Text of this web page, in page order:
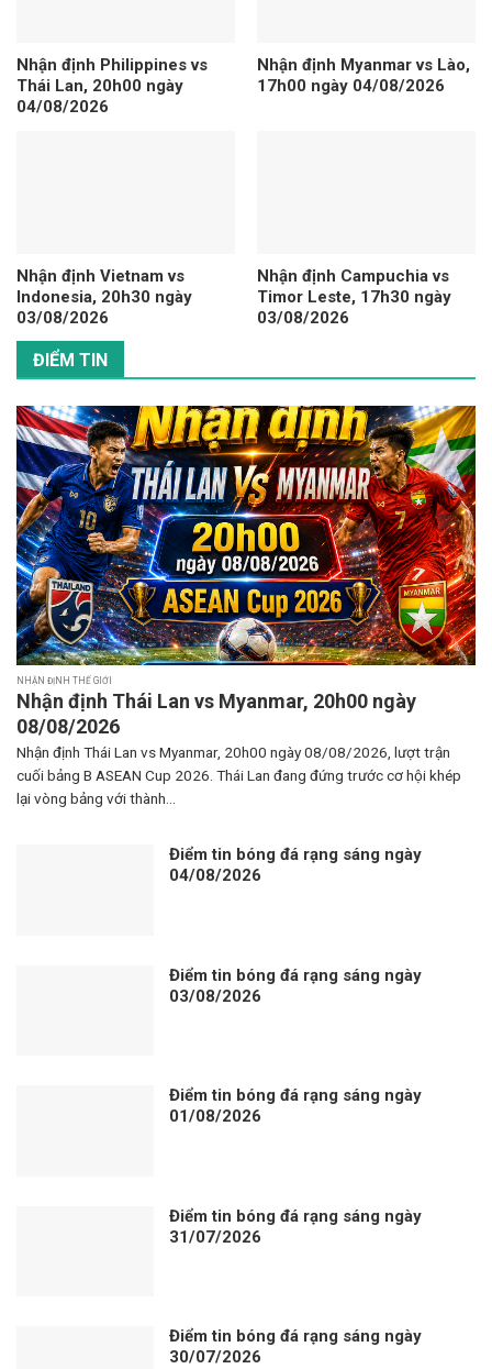
Nhận định Philippines vs
Thái Lan, 20h00 ngày
04/08/2026
Nhận định Myanmar vs Lào,
17h00 ngày 04/08/2026
Nhận định Vietnam vs
Indonesia, 20h30 ngày
03/08/2026
Nhận định Campuchia vs
Timor Leste, 17h30 ngày
03/08/2026
ĐIỂM TIN
NHẬN ĐỊNH THẾ GIỚI
Nhận định Thái Lan vs Myanmar, 20h00 ngày
08/08/2026
Nhận định Thái Lan vs Myanmar, 20h00 ngày 08/08/2026, lượt trận
cuối bảng B ASEAN Cup 2026. Thái Lan đang đứng trước cơ hội khép
lại vòng bảng với thành...
Điểm tin bóng đá rạng sáng ngày
04/08/2026
Điểm tin bóng đá rạng sáng ngày
03/08/2026
Điểm tin bóng đá rạng sáng ngày
01/08/2026
Điểm tin bóng đá rạng sáng ngày
31/07/2026
Điểm tin bóng đá rạng sáng ngày
30/07/2026